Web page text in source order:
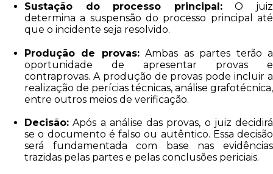
Sustação do processo principal:O juiz
determina a suspensão do processo principal até
que o incidente seja resolvido.
Produção de provas:Ambas as partes terão a
oportunidade de apresentar provas e
contraprovas. A produção de provas pode incluir a
realização de perícias técnicas, análise grafotécnica,
entre outros meios de verificação.
Decisão: Após a análise das provas, o juiz decidirá
se o documento é falso ou autêntico. Essa decisão
será fundamentada com base nas evidências
trazidas pelas partes e pelas conclusões periciais.